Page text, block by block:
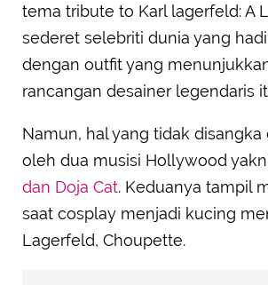
tema tribute to Karl lagerfeld: A
sederet selebriti dunia yang
dengan outfit yang
rancangan desainer legendaris
Namun, hal yang tidak
oleh dua musisi Hollywood
dan Doja Cat. Keduanya tampil
saat cosplay menjadi kucing
Lagerfeld, Choupette.